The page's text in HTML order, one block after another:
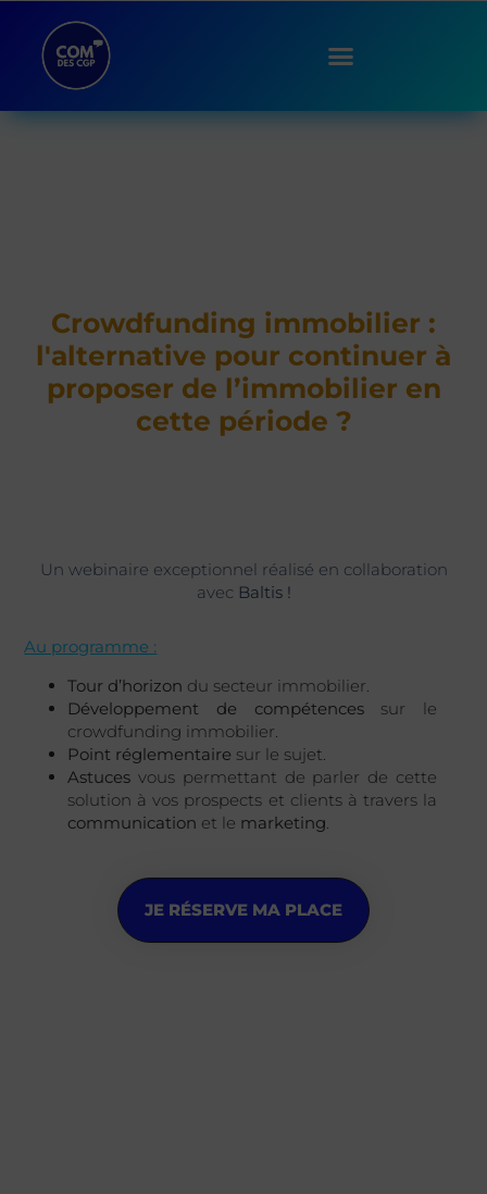
Crowdfunding immobilier :
l'alternative pour continuer à
proposer de l’immobilier en
cette période ?
Un webinaire exceptionnel réalisé en collaboration
avec Baltis !
Au programme :
Tour d’horizon du secteur immobilier.
Développement de compétencessur le
crowdfunding immobilier.
Point réglementaire sur le sujet.
Astuces vous permettant de parler de cette
solution à vos prospects et clients à travers la
communication et le marketing
JE RÉSERVE MA PLACE